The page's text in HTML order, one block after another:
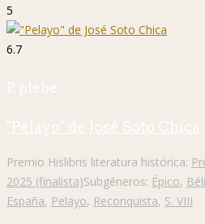
5
6.7
P. plebe
"Pelayo" de José Soto Chica
Premio Hislibris literatura histórica:
2025 (finalista)Subgéneros: Épico,
España, Pelayo, Reconquista, S. VIII